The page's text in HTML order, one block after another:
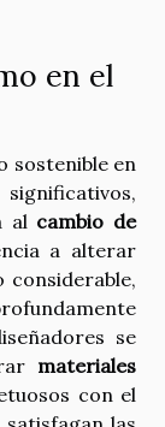
en el
sostenible en
al cambio de
a alterar
considerable,
se
materiales
con el